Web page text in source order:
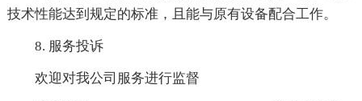
技术性能达到规定的标准，且能与原有设备配合工作。
8. 服务投诉
欢迎对我公司服务进行监督